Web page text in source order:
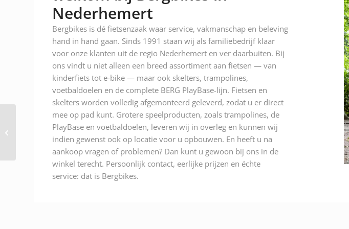
Nederhemert
Bergbikes is dé fietsenzaak waar service, vakmanschap en beleving
hand in hand gaan. Sinds 1991 staan wij als familiebedrijf klaar
voor onze klanten uit de regio Nederhemert en ver daarbuiten. Bij
ons vindt u niet alleen een breed assortiment aan fietsen — van
kinderfiets tot e-bike — maar ook skelters, trampolines,
voetbaldoelen en de complete BERG PlayBase-lijn. Fietsen en
skelters worden volledig afgemonteerd geleverd, zodat u er direct
mee op pad kunt. Grotere speelproducten, zoals trampolines, de
PlayBase en voetbaldoelen, leveren wij in overleg en kunnen wij
indien gewenst ook op locatie voor u opbouwen. En heeft u na
aankoop vragen of problemen? Dan kunt u gewoon bij ons in de
winkel terecht. Persoonlijk contact, eerlijke prijzen en échte
service: dat is Bergbikes.
Shimano Dopmoer HB-
IM40 Nexus vooras